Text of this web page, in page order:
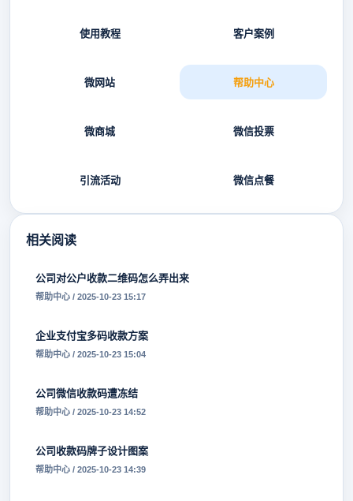
使用教程 客户案例
微网站 帮助中心
微商城 微信投票
引流活动 微信点餐
相关阅读
公司对公户收款二维码怎么弄出来
帮助中心 / 2025-10-23 15:17
企业支付宝多码收款方案
帮助中心 / 2025-10-23 15:04
公司微信收款码遭冻结
帮助中心 / 2025-10-23 14:52
公司收款码牌子设计图案
帮助中心 / 2025-10-23 14:39